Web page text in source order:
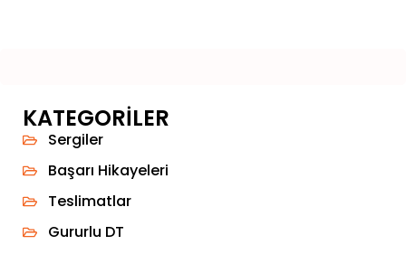
KATEGORILER
Sergiler
Başarı Hikayeleri
Teslimatlar
Gururlu DT